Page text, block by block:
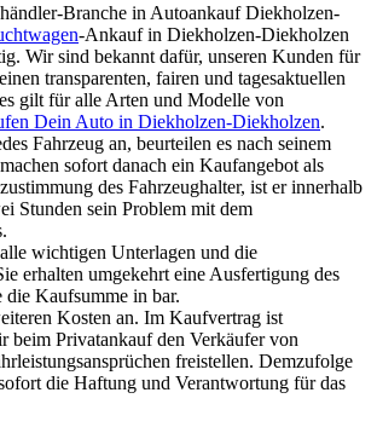
Branche in Autoankauf Diekholzen-
-Ankauf in Diekholzen-Diekholzen
Wir sind bekannt dafür, unseren Kunden für
transparenten, fairen und tagesaktuellen
gilt für alle Arten und Modelle von
Dein Auto in Diekholzen-Diekholzen.
Fahrzeug an, beurteilen es nach seinem
sofort danach ein Kaufangebot als
des Fahrzeughalter, ist er innerhalb
Stunden sein Problem mit dem
wichtigen Unterlagen und die
erhalten umgekehrt eine Ausfertigung des
Kaufsumme in bar.
Kosten an. Im Kaufvertrag ist
beim Privatankauf den Verkäufer von
freistellen. Demzufolge
die Haftung und Verantwortung für das